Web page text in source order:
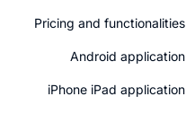
Pricing and functionalities
Android application
iPhone iPad application